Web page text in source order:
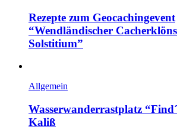
Rezepte zum Geocachingevent
“Wendländischer
Solstitium”
Allgemein
Wasserwanderrastplatz
Kaliß